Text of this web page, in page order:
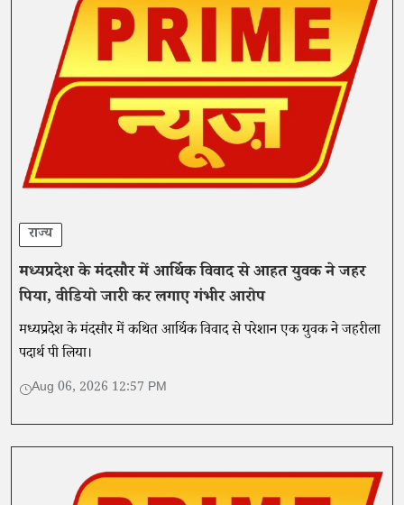
राज्य
मध्यप्रदेश के मंदसौर में आर्थिक विवाद से आहत युवक ने जहर
पिया, वीडियो जारी कर लगाए गंभीर आरोप
मध्यप्रदेश के मंदसौर में कथित आर्थिक विवाद से परेशान एक युवक ने जहरीला
पदार्थ पी लिया।
Aug 06, 2026 12:57 PM